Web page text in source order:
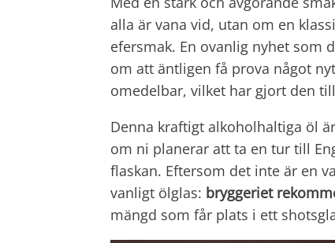
alla är vana vid, utan om en
efersmak. En ovanlig nyhet som
om att äntligen få prova något
omedelbar, vilket har gjort den
Denna kraftigt alkoholhaltiga öl
om ni planerar att ta en tur till
flaskan. Eftersom det inte är en
vanligt ölglas: bryggeriet
mängd som får plats i ett